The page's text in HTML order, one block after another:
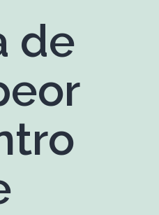
de